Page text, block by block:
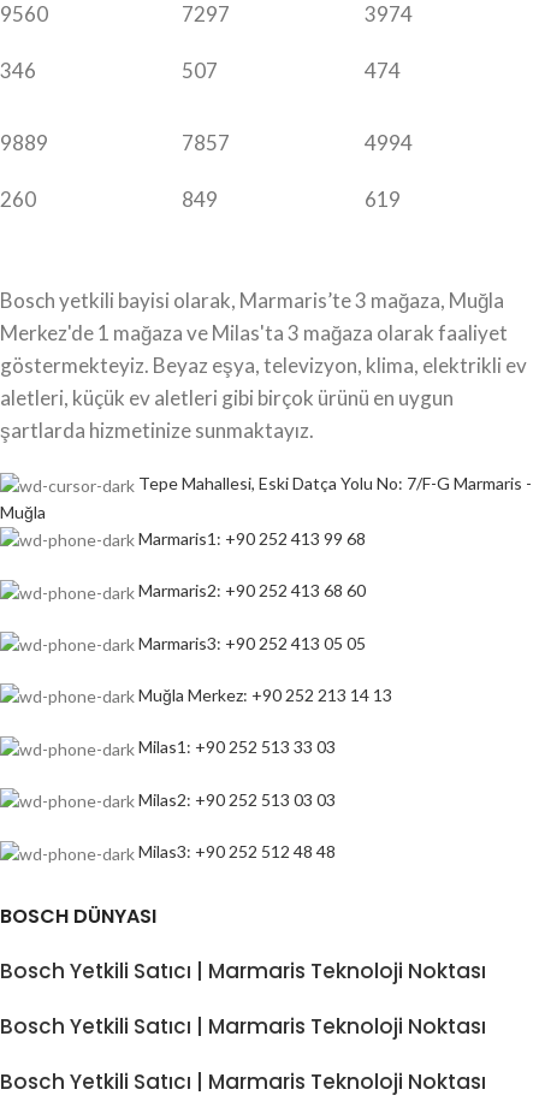
9560
346
7297
507
3974
474
9889
260
7857
849
4994
619
Bosch yetkili bayisi olarak, Marmaris’te 3 mağaza, Muğla
Merkez'de 1 mağaza ve Milas'ta 3 mağaza olarak faaliyet
göstermekteyiz. Beyaz eşya, televizyon, klima, elektrikli ev
aletleri, küçük ev aletleri gibi birçok ürünü en uygun
şartlarda hizmetinize sunmaktayız.
Tepe Mahallesi, Eski Datça Yolu No: 7/F-G Marmaris -
Muğla
Marmaris1: +90 252 413 99 68
Marmaris2: +90 252 413 68 60
Marmaris3: +90 252 413 05 05
Muğla Merkez: +90 252 213 14 13
Milas1: +90 252 513 33 03
Milas2: +90 252 513 03 03
Milas3: +90 252 512 48 48
BOSCH DÜNYASI
Bosch Yetkili Satıcı | Marmaris Teknoloji Noktası
Bosch Yetkili Satıcı | Marmaris Teknoloji Noktası
Bosch Yetkili Satıcı | Marmaris Teknoloji Noktası